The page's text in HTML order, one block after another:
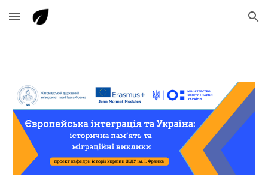
Skip to main content Skip to navigation